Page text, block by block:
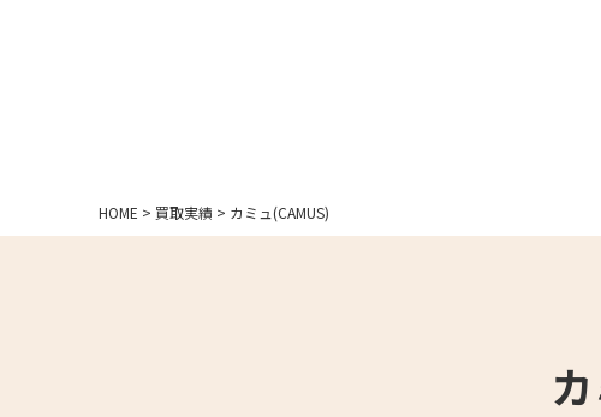
HOME > 買取実績 > カミュ(CAMUS)